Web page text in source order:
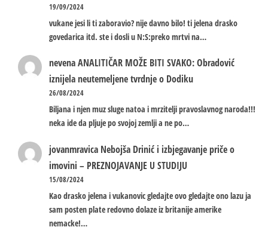
19/09/2024
vukane jesi li ti zaboravio? nije davno bilo! ti jelena drasko
govedarica itd. ste i dosli u N:S:preko mrtvi na…
nevenaANALITIČAR MOŽE BITI SVAKO: Obradović
iznijela neutemeljene tvrdnje o Dodiku
26/08/2024
Biljana i njen muz sluge natoa i mrzitelji pravoslavnog naroda!!!
neka ide da pljuje po svojoj zemlji a ne po…
jovanmravica Nebojša Drinić i izbjegavanje priče o
imovini – PREZNOJAVANJE U STUDIJU
15/08/2024
Kao drasko jelena i vukanovic gledajte ovo gledajte ono lazu ja
sam posten plate redovno dolaze iz britanije amerike
nemacke!…